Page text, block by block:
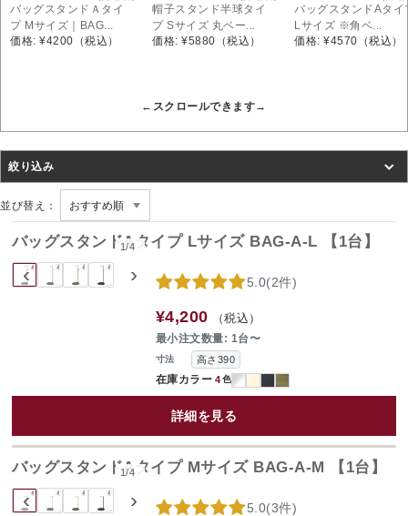
バッグスタンドＡタイ
プ Mサイズ｜BAG...
価格: ¥4200 （税込）
帽子スタンド半球タイ
プ Sサイズ 丸ベー...
価格: ¥5880 （税込）
バッグスタンドAタイ
Lサイズ ※角ベ...
価格: ¥4570 （税込）
絞り込み
並び替え：
‹ ›
1/4
バッグスタンドAタイプ Lサイズ BAG-A-L 【1台】
寸法 高さ390
在庫カラー 4色
5.0(2件)
¥4,200 （税込）
最小注文数量: 1台〜
詳細を見る
‹ ›
1/4
バッグスタンドAタイプ Mサイズ BAG-A-M 【1台】
5.0(3件)